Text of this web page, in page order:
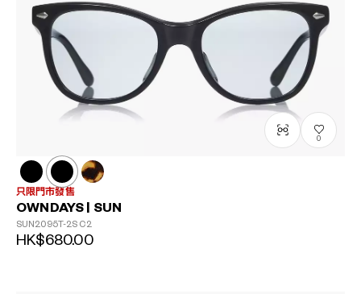
0
只限門市發售
OWNDAYS | SUN
SUN2095T-2S C2
HK$680.00